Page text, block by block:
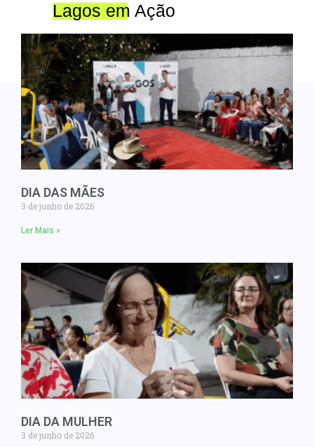
Lagos em Ação
DIA DAS MÃES
3 de junho de 2026
Ler Mais »
DIA DA MULHER
3 de junho de 2026